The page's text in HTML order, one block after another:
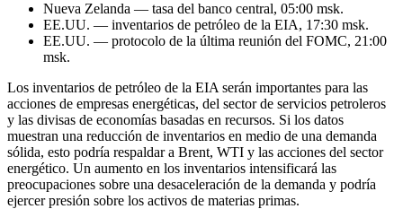
Nueva Zelanda — tasa del banco central, 05:00 msk.
EE.UU. — inventarios de petróleo de la EIA, 17:30 msk.
EE.UU. — protocolo de la última reunión del FOMC, 21:00
msk.
Los inventarios de petróleo de la EIA serán importantes para las
acciones de empresas energéticas, del sector de servicios petroleros
y las divisas de economías basadas en recursos. Si los datos
muestran una reducción de inventarios en medio de una demanda
sólida, esto podría respaldar a Brent, WTI y las acciones del sector
energético. Un aumento en los inventarios intensificará las
preocupaciones sobre una desaceleración de la demanda y podría
ejercer presión sobre los activos de materias primas.